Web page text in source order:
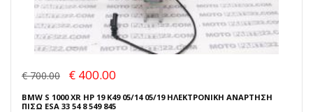
€ 700.00 € 400.00
BMW S 1000 XR HP 19 K49 05/14 05/19 ΗΛΕΚΤΡΟΝΙΚΗ ΑΝΑΡΤΗΣΗ
ΠΙΣΩ ESA 33 54 8 549 845